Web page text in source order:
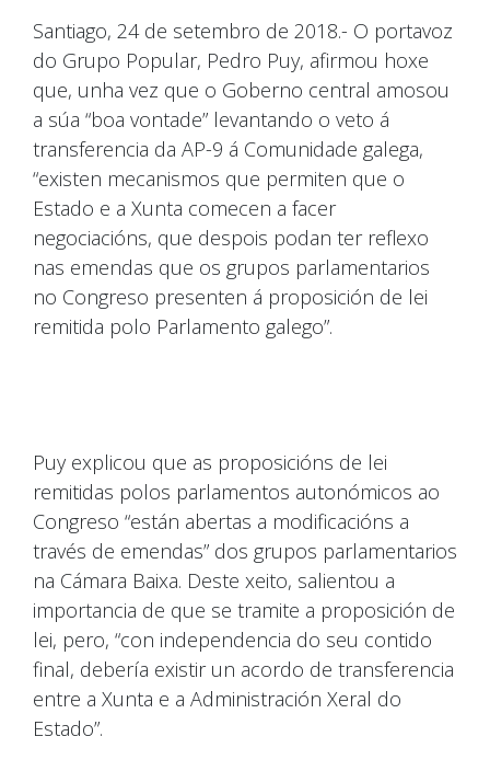
Santiago, 24 de setembro de 2018.- O portavoz
do Grupo Popular, Pedro Puy, afirmou hoxe
que, unha vez que o Goberno central amosou
a súa “boa vontade” levantando o veto á
transferencia da AP-9 á Comunidade galega,
“existen mecanismos que permiten que o
Estado e a Xunta comecen a facer
negociacións, que despois podan ter reflexo
nas emendas que os grupos parlamentarios
no Congreso presenten á proposición de lei
remitida polo Parlamento galego”.
Puy explicou que as proposicións de lei
remitidas polos parlamentos autonómicos ao
Congreso “están abertas a modificacións a
través de emendas” dos grupos parlamentarios
na Cámara Baixa. Deste xeito, salientou a
importancia de que se tramite a proposición de
lei, pero, “con independencia do seu contido
final, debería existir un acordo de transferencia
entre a Xunta e a Administración Xeral do
Estado”.